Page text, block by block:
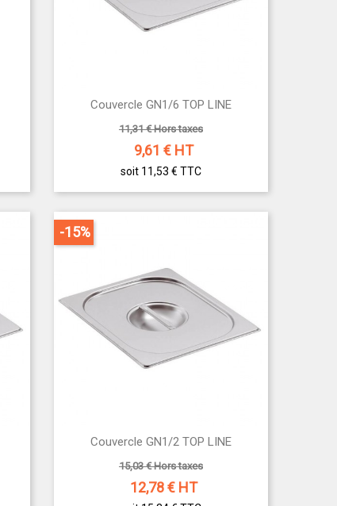
Aperçu rapide
Couvercle GN1/6 TOP LINE
11,31 € Hors taxes
9,61€ HT
soit 11,53 € TTC
Aperçu rapide
Couvercle GN1/2 TOP LINE
15,03 € Hors taxes
12,78€ HT
-15%